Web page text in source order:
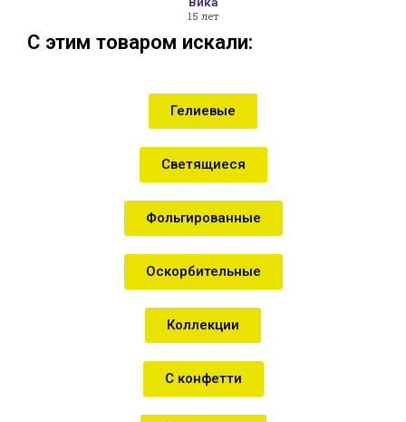
15 лет
С этим товаром искали:
Гелиевые
Светящиеся
Фольгированные
Оскорбительные
Коллекции
С конфетти